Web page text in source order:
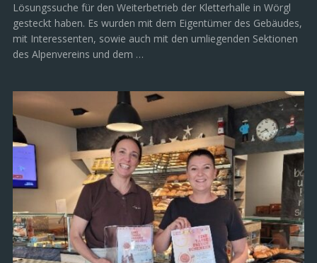
Lösungssuche für den Weiterbetrieb der Kletterhalle in Wörgl
gesteckt haben. Es wurden mit dem Eigentümer des Gebäudes,
mit Interessenten, sowie auch mit den umliegenden Sektionen
des Alpenvereins und dem …